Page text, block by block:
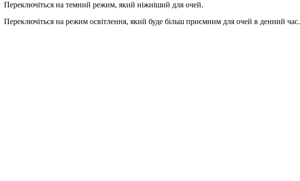
Переключіться на темний режим, який ніжніший для очей.
Переключіться на режим освітлення, який буде більш приємним для очей в денний час.